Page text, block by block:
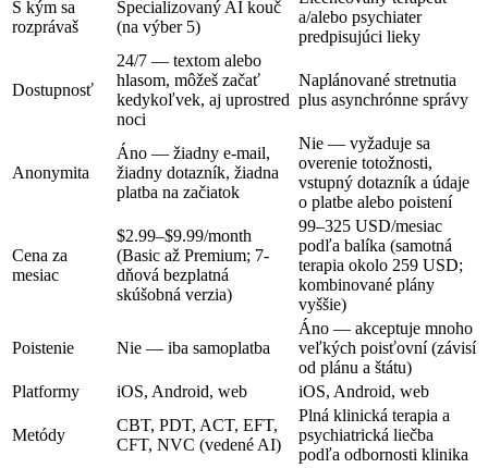
S kým sa
rozprávaš
Špecializovaný AI kouč
(na výber 5)
a/alebo psychiater
predpisujúci lieky
Dostupnosť
24/7 — textom alebo
hlasom, môžeš začať
kedykoľvek, aj uprostred
noci
Naplánované stretnutia
plus asynchrónne správy
Anonymita
Áno — žiadny e-mail,
žiadny dotazník, žiadna
platba na začiatok
Nie — vyžaduje sa
overenie totožnosti,
vstupný dotazník a údaje
o platbe alebo poistení
Cena za
mesiac
$2.99–$9.99/month
(Basic až Premium; 7-
dňová bezplatná
skúšobná verzia)
99–325 USD/mesiac
podľa balíka (samotná
terapia okolo 259 USD;
kombinované plány
vyššie)
Poistenie Nie — iba samoplatba
Áno — akceptuje mnoho
veľkých poisťovní (závisí
od plánu a štátu)
Platformy
iOS, Android, web iOS, Android, web
Metódy
CBT, PDT, ACT, EFT,
CFT, NVC (vedené AI)
Plná klinická terapia a
psychiatrická liečba
podľa odbornosti klinika